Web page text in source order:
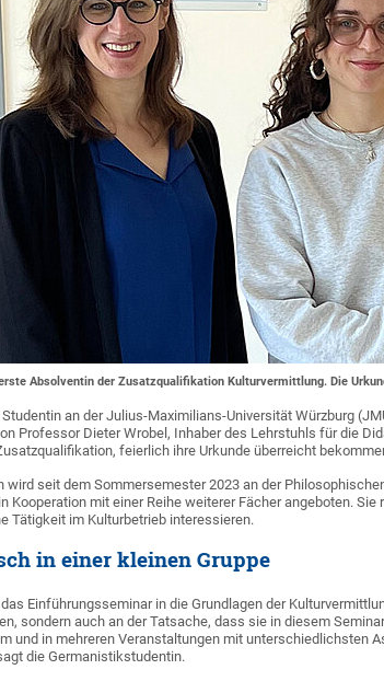
Absolventin der Zusatzqualifikation Kulturvermittlung. Die
an der Julius-Maximilians-Universität Würzburg
Professor Dieter Wrobel, Inhaber des Lehrstuhls für die
feierlich ihre Urkunde überreicht
wird seit dem Sommersemester 2023 an der
Kooperation mit einer Reihe weiterer Fächer angeboten.
Tätigkeit im Kulturbetrieb interessieren.
in einer kleinen Gruppe
Einführungsseminar in die Grundlagen der
sondern auch an der Tatsache, dass sie in diesem
und in mehreren Veranstaltungen mit unterschiedlichsten
die Germanistikstudentin.